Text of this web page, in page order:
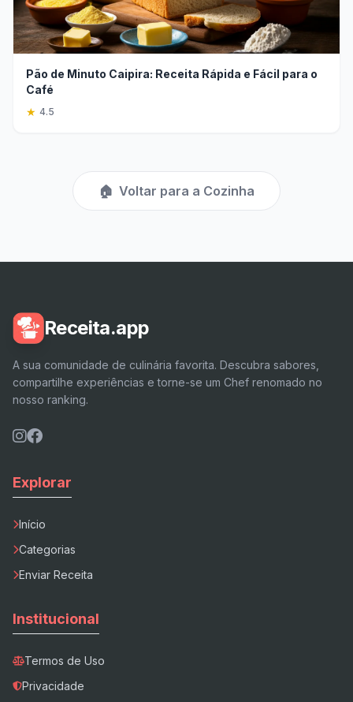
Pão de Minuto Caipira: Receita Rápida e Fácil para o
Café
★ 4.5
🏠 Voltar para a Cozinha
Receita.app
A sua comunidade de culinária favorita. Descubra sabores,
compartilhe experiências e torne-se um Chef renomado no
nosso ranking.
Explorar
Início
Categorias
Enviar Receita
Institucional
Termos de Uso
Privacidade